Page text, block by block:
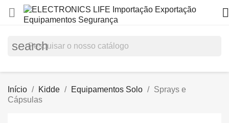
 
search
Início Kidde Equipamentos Solo
Sprays e
Cápsulas